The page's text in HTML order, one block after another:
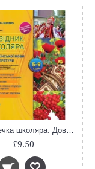
Бібліотечка школяра. Довідник школяра з української мови та літератури. 5–9 класи. 2-ге видання, виправлене та доповнене. КДН017
£9.50